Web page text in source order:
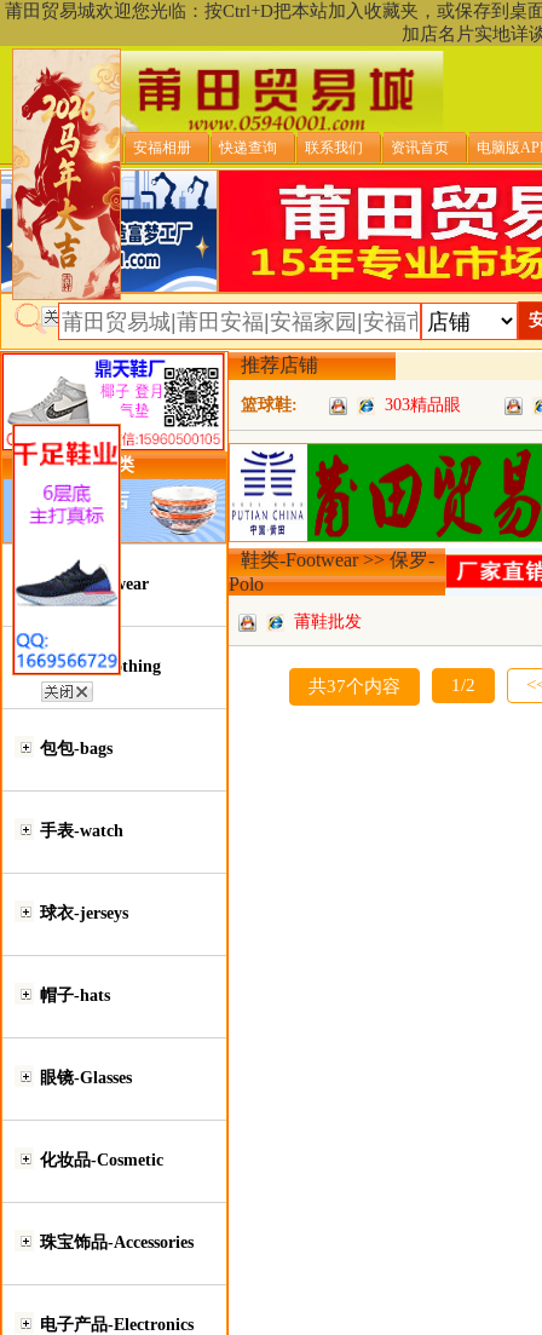
莆田贸易城欢迎您光临：按Ctrl+D把本站加入收藏夹，或保存到
加店名片实地详
贸易城首页 安福相册 快递查询 联系我们 资讯首页 电脑版
类目详细分类
鞋类-Footwear
服装类-Clothing
包包-bags
手表-watch
球衣-jerseys
帽子-hats
眼镜-Glasses
化妆品-Cosmetic
珠宝饰品-Accessories
电子产品-Electronics
推荐店铺
篮球鞋: 303精品眼
鞋类-Footwear >> 保罗-
Polo
莆鞋批发
共37个内容 1/2